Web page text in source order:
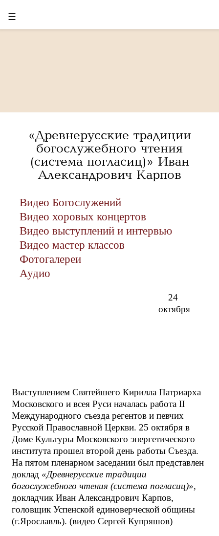
☰
«Древнерусские традиции
богослужебного чтения
(система погласиц)» Иван
Александрович Карпов
Видео Богослужений
Видео хоровых концертов
Видео выступлений и интервью
Видео мастер классов
Фотогалереи
Аудио
24
октября
Выступлением Святейшего Кирилла Патриарха
Московского и всея Руси началась работа II
Международного съезда регентов и певчих
Русской Православной Церкви. 25 октября в
Доме Культуры Московского энергетического
института прошел второй день работы Съезда.
На пятом пленарном заседании был представлен
доклад «Древнерусские традиции
богослужебного чтения (система погласиц)»,
докладчик Иван Александрович Карпов,
головщик Успенской единоверческой общины
(г.Ярославль). (видео Сергей Купряшов)